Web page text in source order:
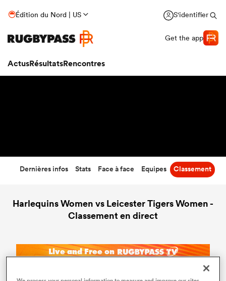
Édition du Nord | US S'identifier
Get the app
ActusRésultatsRencontres
Dernières infos Stats Face à face Equipes Classement
Harlequins Women vs Leicester Tigers Women -
Classement en direct